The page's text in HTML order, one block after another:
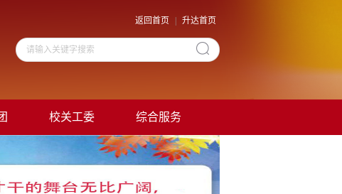
返回首页 升达首页
校关工委 综合服务